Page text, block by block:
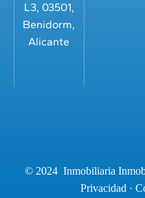
L3, 03501,
Benidorm,
Alicante
© 2024 Inmobiliaria
Privacidad ·